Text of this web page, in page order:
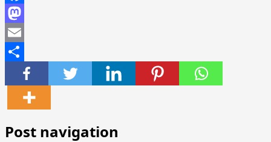
Facebook
Mastodon
Email
Share
Post navigation